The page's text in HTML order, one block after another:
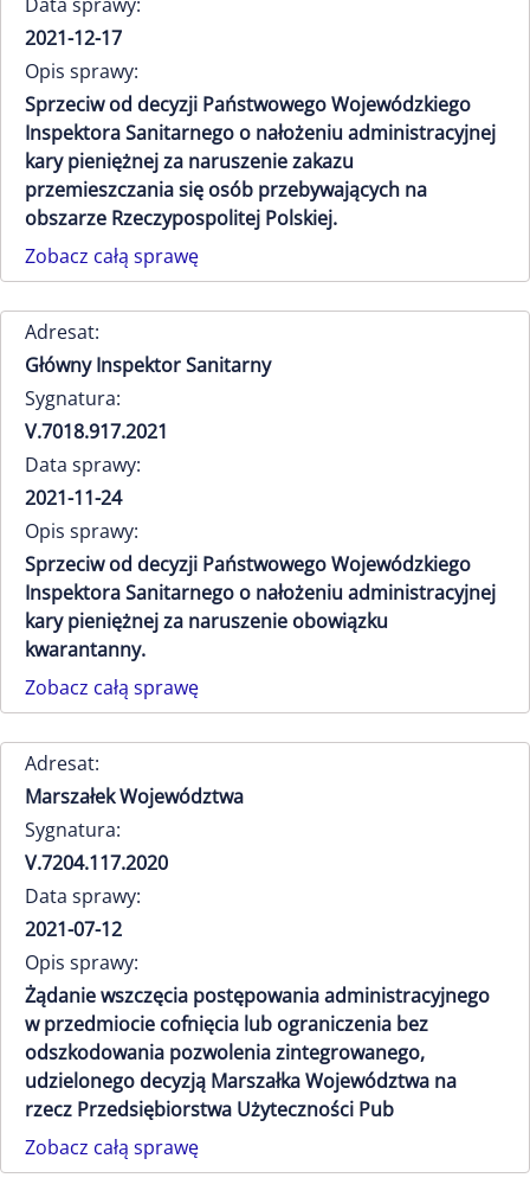
2021-12-17
Opis sprawy:
Sprzeciw od decyzji Państwowego Wojewódzkiego
Inspektora Sanitarnego o nałożeniu administracyjnej
kary pieniężnej za naruszenie zakazu
przemieszczania się osób przebywających na
obszarze Rzeczypospolitej Polskiej.
Zobacz całą sprawę
Adresat:
Główny Inspektor Sanitarny
Sygnatura:
V.7018.917.2021
Data sprawy:
2021-11-24
Opis sprawy:
Sprzeciw od decyzji Państwowego Wojewódzkiego
Inspektora Sanitarnego o nałożeniu administracyjnej
kary pieniężnej za naruszenie obowiązku
kwarantanny.
Zobacz całą sprawę
Adresat:
Marszałek Województwa
Sygnatura:
V.7204.117.2020
Data sprawy:
2021-07-12
Opis sprawy:
Żądanie wszczęcia postępowania administracyjnego
w przedmiocie cofnięcia lub ograniczenia bez
odszkodowania pozwolenia zintegrowanego,
udzielonego decyzją Marszałka Województwa na
rzecz Przedsiębiorstwa Użyteczności Pub
Zobacz całą sprawę